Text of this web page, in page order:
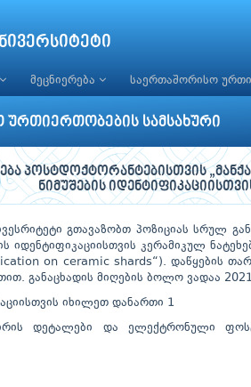
მეცნიერება საერთაშორისო
სამსახური
პოსტდოქტორანტებისთვის
ნიმუშების
გთავაზობთ პოზიციას სრულ
იდენტიფიკაციისთვის კერამიკულ
on ceramic shards“). დაწყების
განაცხადის მიღების ბოლო ვადაა
იხილეთ დანართი 1
დეტალები და ელექტრონული